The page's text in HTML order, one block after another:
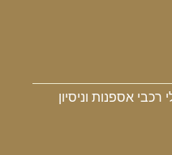
אספנות וניסיון